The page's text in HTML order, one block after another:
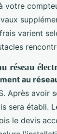
votre
varient
réseau
au
Après avoir
sera établi.
le devis